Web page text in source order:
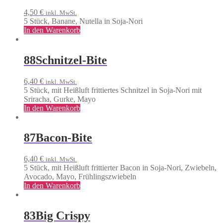
4,50 € inkl. MwSt.
5 Stück, Banane, Nutella in Soja-Nori
In den Warenkorb
88Schnitzel-Bite
6,40 € inkl. MwSt.
5 Stück, mit Heißluft frittiertes Schnitzel in Soja-Nori mit
Sriracha, Gurke, Mayo
In den Warenkorb
87Bacon-Bite
6,40 € inkl. MwSt.
5 Stück, mit Heißluft frittierter Bacon in Soja-Nori, Zwiebeln,
Avocado, Mayo, Frühlingszwiebeln
In den Warenkorb
83Big Crispy